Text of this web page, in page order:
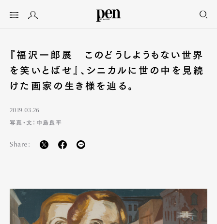
『福沢一郎展 このどうしようもない世界
を笑いとばせ』、シニカルに世の中を見続
けた画家の生き様を辿る。
2019.03.26
写真・文：中島良平
Share: